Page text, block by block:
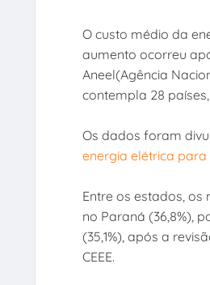
O custo médio da
aumento ocorreu
Aneel(Agência
contempla 28
Os dados foram
energia elétrica para
Entre os estados, os
no Paraná (36,8%),
(35,1%), após a
CEEE.